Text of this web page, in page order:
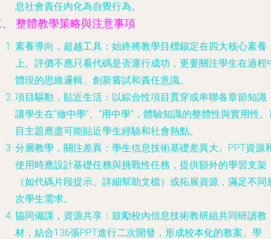
息社會責任內化為自覺行為。
整體教學策略與注意事項
素養導向，超越工具 ：始終將教學目標錨定在四大核心素養
上。評價不應只看代碼是否運行成功，更要關注學生在過程
體現的思維邏輯、創新嘗試和責任意識。
項目驅動，貼近生活 ：以綜合性項目貫穿或串聯各章節知識
讓學生在“做中學”、“用中學”，體驗知識的整體性與實用性
目主題應盡可能貼近學生經驗和社會熱點。
分層教學，關注差異 ：學生信息技術基礎差異大。PPT資源
使用時應設計基礎任務與挑戰性任務，提供額外的學習支架
（如代碼片段提示、詳細幫助文檔）或拓展資源，滿足不同
次學生需求。
協同備課，資源共享 ：鼓勵校內信息技術教研組共同研讀教
材，結合136張PPT進行二次開發，形成校本化的教案、學